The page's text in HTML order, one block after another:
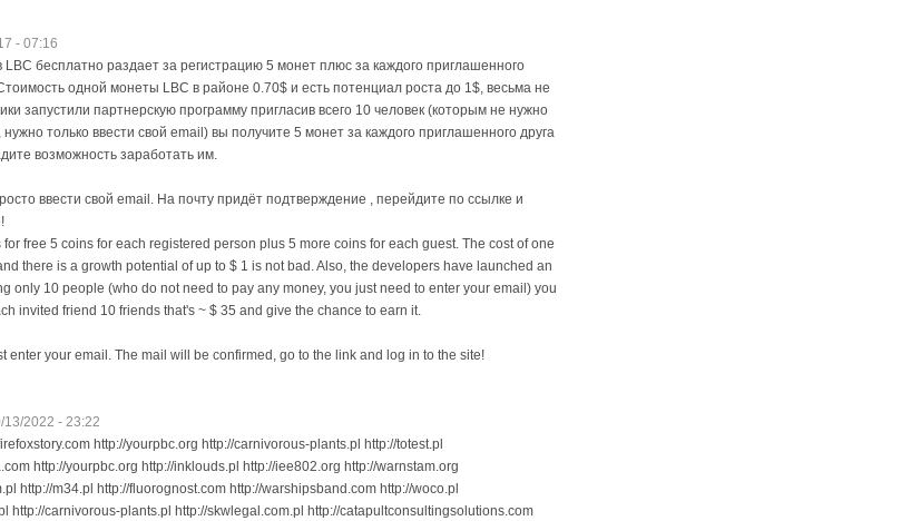
- 07:16
LBC бесплатно раздает за регистрацию 5 монет плюс за каждого приглашенного
одной монеты LBC в районе 0.70$ и есть потенциал роста до 1$, весьма не
запустили партнерскую программу пригласив всего 10 человек (которым не нужно
нужно только ввести свой email) вы получите 5 монет за каждого приглашенного друга
возможность заработать им.
ввести свой email. На почту придёт подтверждение , перейдите по ссылке и
free 5 coins for each registered person plus 5 more coins for each guest. The cost of one
there is a growth potential of up to $ 1 is not bad. Also, the developers have launched an
only 10 people (who do not need to pay any money, you just need to enter your email) you
invited friend 10 friends that's ~ $ 35 and give the chance to earn it.
enter your email. The mail will be confirmed, go to the link and log in to the site!
13/2022 - 23:22
http://yourpbc.org http://carnivorous-plants.pl http://totest.pl
http://yourpbc.org http://inklouds.pl http://iee802.org http://warnstam.org
http://m34.pl http://fluorognost.com http://warshipsband.com http://woco.pl
http://carnivorous-plants.pl http://skwlegal.com.pl http://catapultconsultingsolutions.com